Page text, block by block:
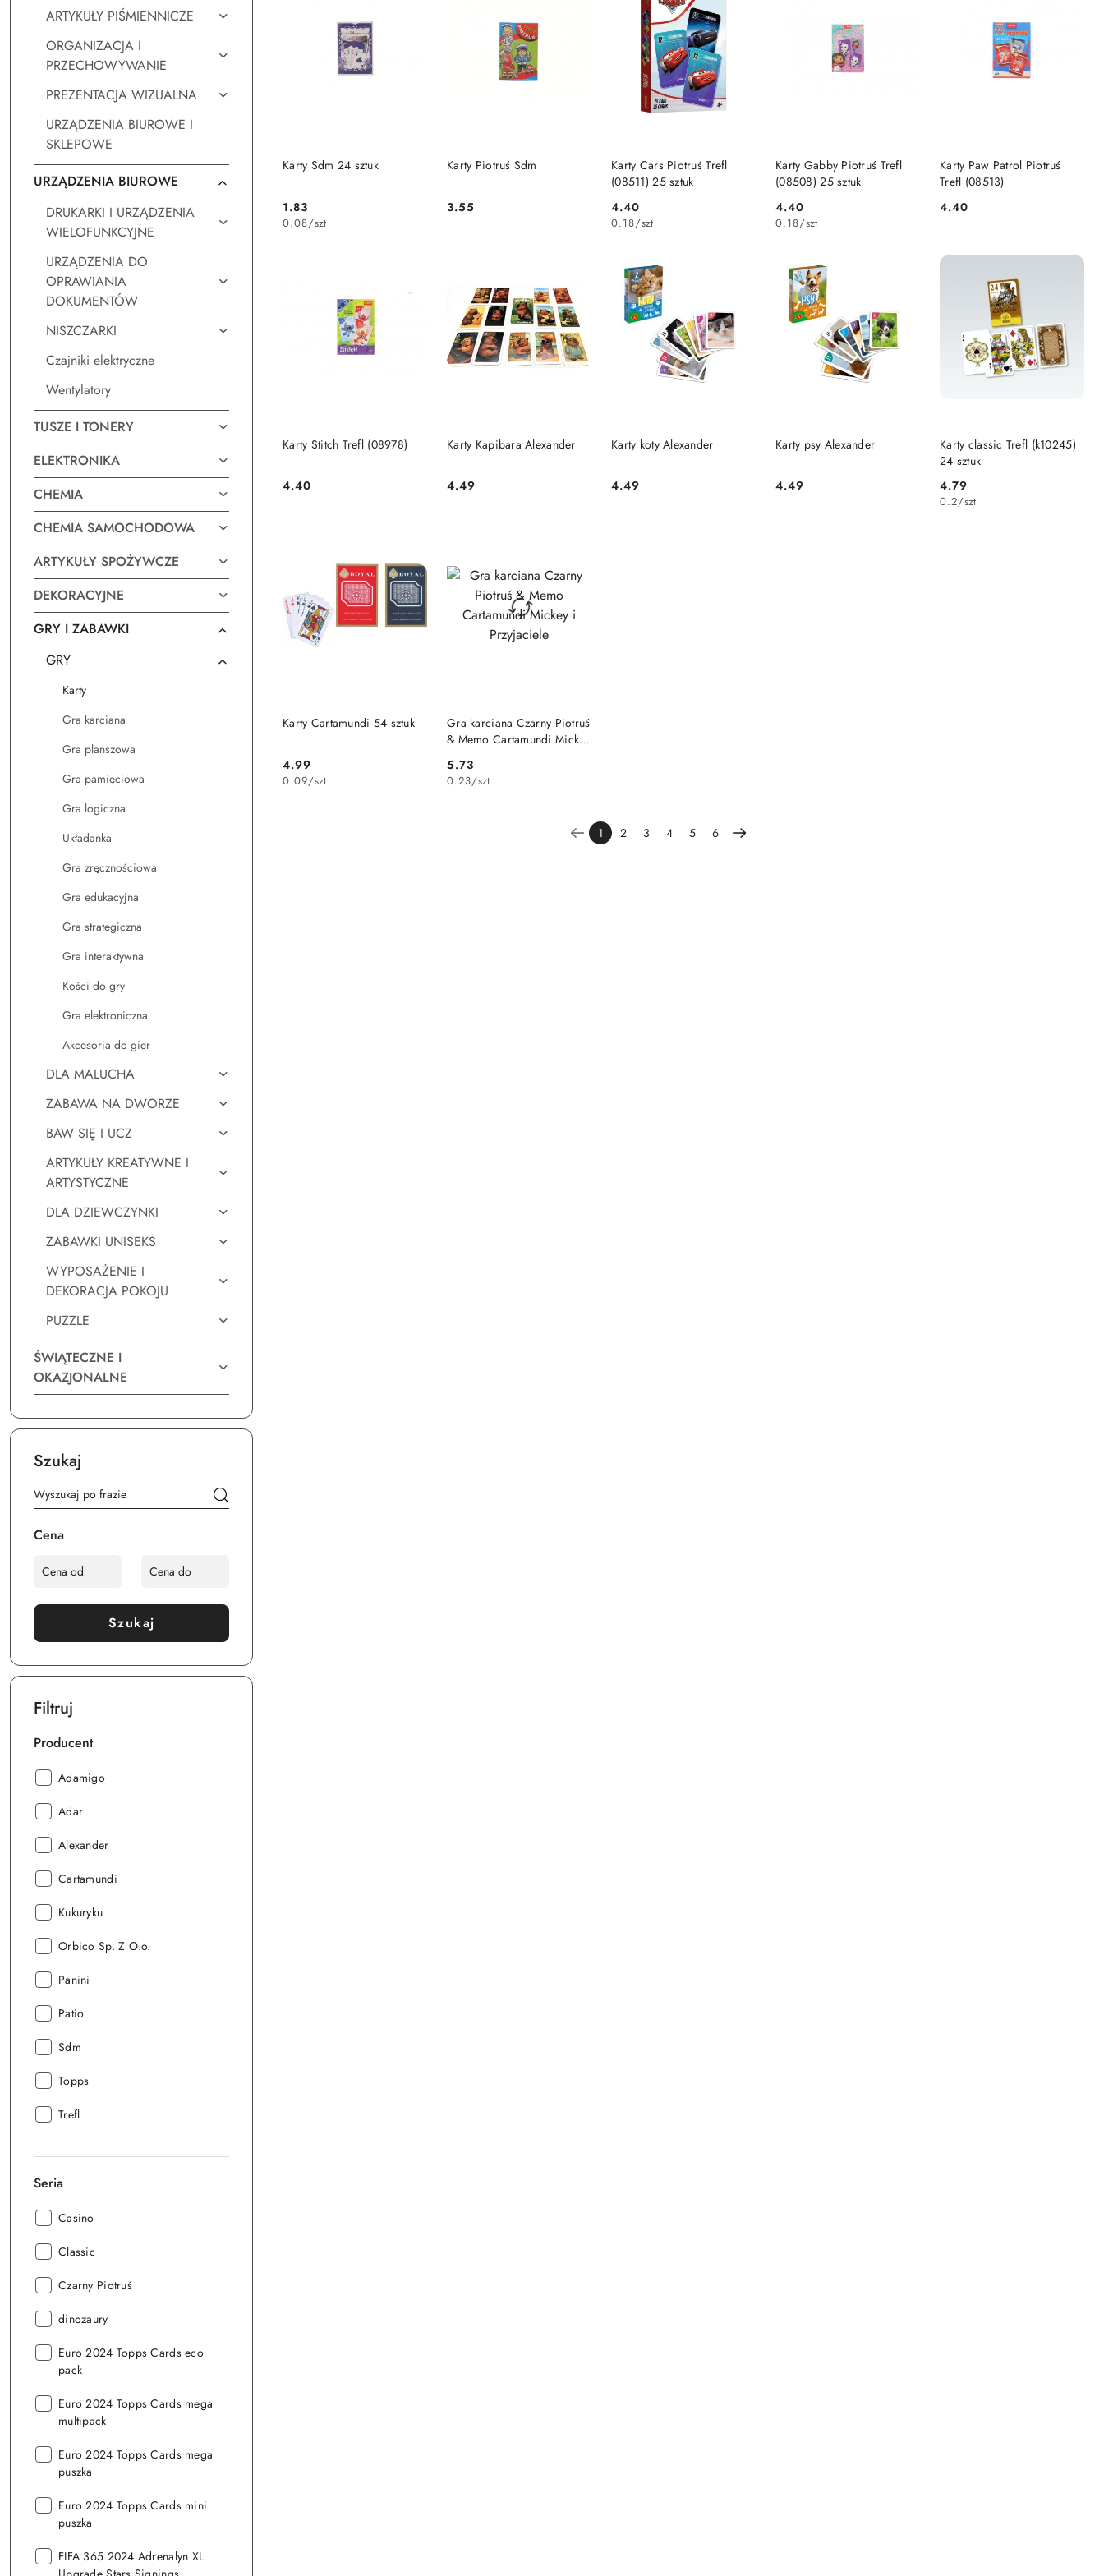
ARTYKUŁY PIŚMIENNICZE
ORGANIZACJA I
PRZECHOWYWANIE
PREZENTACJA WIZUALNA
URZĄDZENIA BIUROWE I
SKLEPOWE
URZĄDZENIA BIUROWE
DRUKARKI I URZĄDZENIA
WIELOFUNKCYJNE
URZĄDZENIA DO
OPRAWIANIA
DOKUMENTÓW
NISZCZARKI
Czajniki elektryczne
Wentylatory
TUSZE I TONERY
ELEKTRONIKA
CHEMIA
CHEMIA SAMOCHODOWA
ARTYKUŁY SPOŻYWCZE
DEKORACYJNE
GRY I ZABAWKI
GRY
Karty
Gra karciana
Gra planszowa
Gra pamięciowa
Gra logiczna
Układanka
Gra zręcznościowa
Gra edukacyjna
Gra strategiczna
Gra interaktywna
Kości do gry
Gra elektroniczna
Akcesoria do gier
DLA MALUCHA
ZABAWA NA DWORZE
BAW SIĘ I UCZ
ARTYKUŁY KREATYWNE I
ARTYSTYCZNE
DLA DZIEWCZYNKI
ZABAWKI UNISEKS
WYPOSAŻENIE I
DEKORACJA POKOJU
PUZZLE
ŚWIĄTECZNE I
OKAZJONALNE
Szukaj
Cena
Szukaj
Filtruj
Producent
Producent:
Adamigo
Producent:
Adar
Producent:
Alexander
Producent:
Cartamundi
Producent:
Kukuryku
Producent:
Orbico Sp. Z O.o.
Producent:
Panini
Producent:
Patio
Producent:
Sdm
Producent:
Topps
Producent:
Trefl
Seria
Seria:
Casino
Seria:
Classic
Seria:
Czarny Piotruś
Seria:
dinozaury
Seria:
Euro 2024 Topps Cards eco
pack
Seria:
Euro 2024 Topps Cards mega
multipack
Seria:
Euro 2024 Topps Cards mega
puszka
Seria:
Euro 2024 Topps Cards mini
puszka
Seria:
FIFA 365 2024 Adrenalyn XL
Karty Sdm 24 sztuk
Cena:
1.83
0.08/szt
DO KOSZYKA Karty Piotruś Sdm
Cena:
3.55
DO KOSZYKA
Karty Cars Piotruś Trefl
(08511) 25 sztuk
Cena:
4.40
0.18/szt
DO KOSZYKA
Karty Gabby Piotruś Trefl
(08508) 25 sztuk
Cena:
4.40
0.18/szt
DO KOSZYKA
Karty Paw Patrol Piotruś
Trefl (08513)
Cena:
4.40
DO KOSZYKA
Karty Stitch Trefl (08978)
Cena:
4.40
DO KOSZYKA Karty Kapibara Alexander
Cena:
4.49
DO KOSZYKA Karty koty Alexander
Cena:
4.49
DO KOSZYKA Karty psy Alexander
Cena:
4.49
DO KOSZYKA
Karty classic Trefl (k10245)
24 sztuk
Cena:
4.79
0.2/szt
DO KOSZYKA
Karty Cartamundi 54 sztuk
Cena:
4.99
0.09/szt
DO KOSZYKA
Gra karciana Czarny Piotruś
& Memo Cartamundi Mickey
Cena:
5.73
0.23/szt
DO KOSZYKA
1 2 3 4 5 6